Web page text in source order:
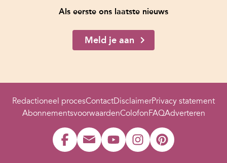
Als eerste ons laatste nieuws
Meld je aan
Redactioneel procesContactDisclaimerPrivacy statement
AbonnementsvoorwaardenColofonFAQAdverteren